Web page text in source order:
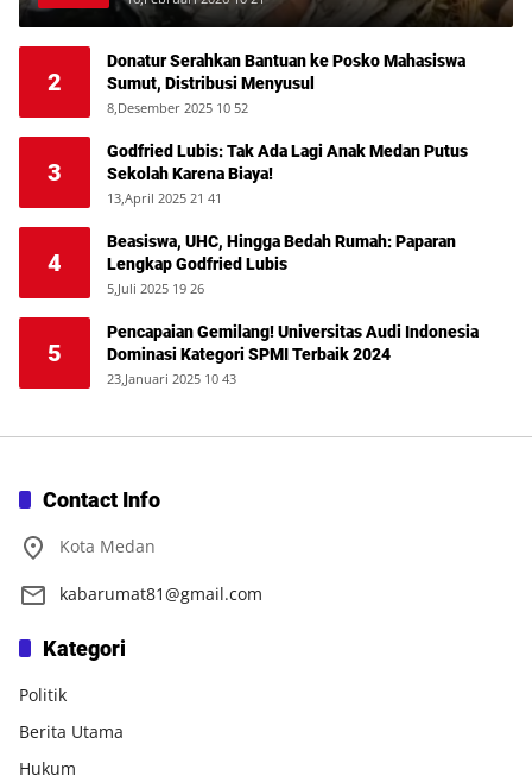
2
Donatur Serahkan Bantuan ke Posko Mahasiswa
Sumut, Distribusi Menyusul
8,Desember 2025 10 52
3
Godfried Lubis: Tak Ada Lagi Anak Medan Putus
Sekolah Karena Biaya!
13,April 2025 21 41
4
Beasiswa, UHC, Hingga Bedah Rumah: Paparan
Lengkap Godfried Lubis
5,Juli 2025 19 26
5
Pencapaian Gemilang! Universitas Audi Indonesia
Dominasi Kategori SPMI Terbaik 2024
23,Januari 2025 10 43
Contact Info
Kota Medan
kabarumat81@gmail.com
Kategori
Politik
Berita Utama
Hukum